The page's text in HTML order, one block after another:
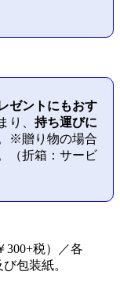
ゼントにもおす
り、 持ち運びに
※贈り物の場合
（折箱：サービ
300+税）／各
包装紙。